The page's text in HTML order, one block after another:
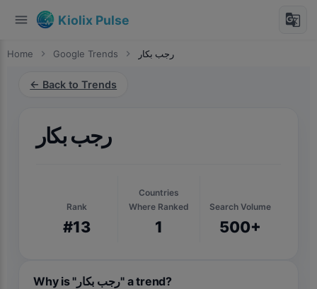
menu Kiolix Pulse g_translate
Home chevron_right Google Trends chevron_right رجب بكار
← Back to Trends
رجب بكار
Rank
#13
Countries
Where Ranked
1
Search Volume
500+
Why is "رجب بكار" a trend?